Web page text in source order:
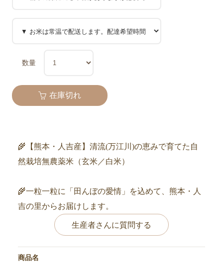
数量
在庫切れ
🌾【熊本・人吉産】清流(万江川)の恵みで育てた自
然栽培無農薬米（玄米／白米）
🌾一粒一粒に「田んぼの愛情」を込めて、熊本・人
吉の里からお届けします。
生産者さんに質問する
商品名